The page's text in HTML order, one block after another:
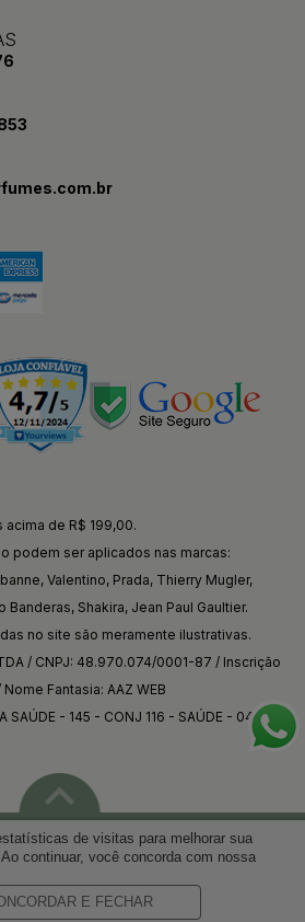
de R$ 199,00.
podem ser aplicados nas marcas:
Valentino, Prada, Thierry Mugler,
Banderas, Shakira, Jean Paul Gaultier.
no site são meramente ilustrativas.
/ CNPJ: 48.970.074/0001-87 / Inscrição
Nome Fantasia: AAZ WEB
SAÚDE - 145 - CONJ 116 - SAÚDE - 04144-
ao topo
de visitas para melhorar sua
continuar, você concorda com nossa
E FECHAR